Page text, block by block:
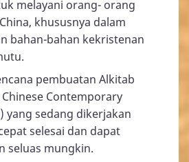
melayani orang- orang
khususnya dalam
bahan-bahan kekristenan
pembuatan Alkitab
Contemporary
yang sedang dikerjakan
selesai dan dapat
seluas mungkin.